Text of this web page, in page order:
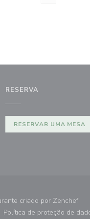
RESERVA
RESERVAR UMA MESA
criado por Zenchef
Política de proteção de